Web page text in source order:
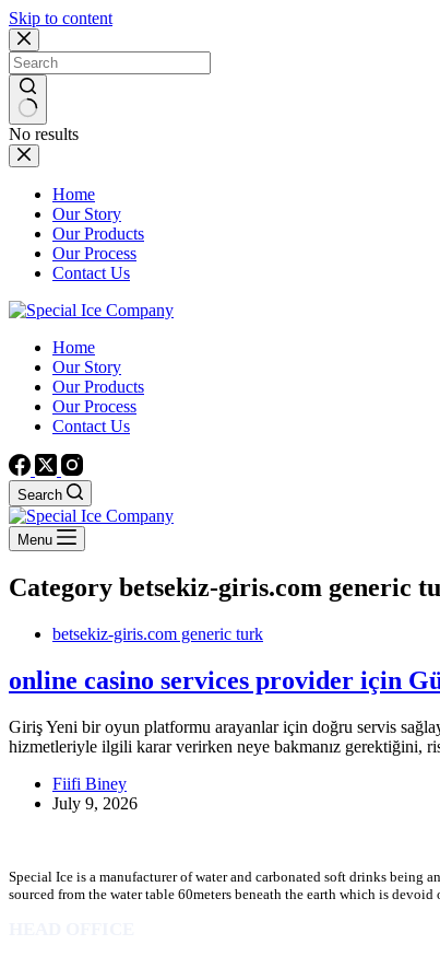
Skip to content
No results
Home
Our Story
Our Products
Our Process
Contact Us
Home
Our Story
Our Products
Our Process
Contact Us
Search
Menu
Category betsekiz-giris.com generic
betsekiz-giris.com generic turk
online casino services provider için
Giriş Yeni bir oyun platformu arayanlar için doğru servis
hizmetleriyle ilgili karar verirken neye bakmanız gerektiğini,
Fiifi Biney
July 9, 2026
Special Ice is a manufacturer of water and carbonated soft drinks being
sourced from the water table 60meters beneath the earth which is